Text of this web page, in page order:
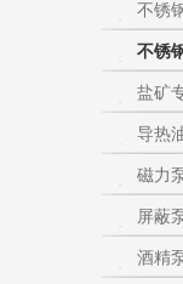
不锈
不锈
盐矿
导热
磁力
屏蔽
酒精